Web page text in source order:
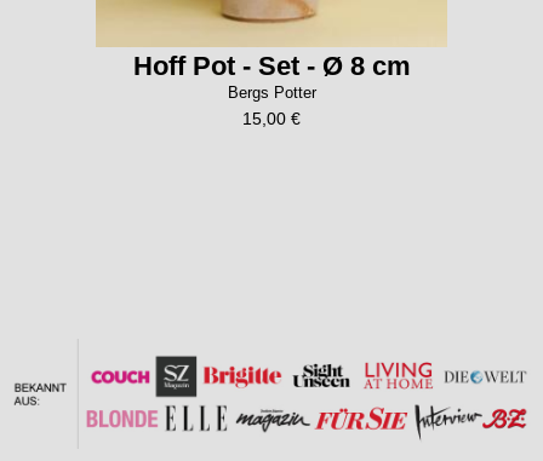
Hoff Pot - Set - Ø 8 cm
Bergs Potter
15,00 €